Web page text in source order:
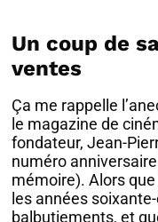
Un coup de
ventes
Ça me rappelle
le magazine de
fondateur, Jean-
numéro
mémoire). Alors
les années
balbutiements, et